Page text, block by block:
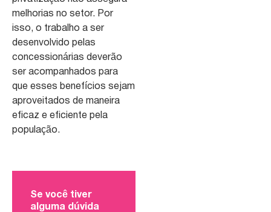
melhorias no setor. Por
isso, o trabalho a ser
desenvolvido pelas
concessionárias deverão
ser acompanhados para
que esses benefícios sejam
aproveitados de maneira
eficaz e eficiente pela
população.
Se você tiver
alguma dúvida